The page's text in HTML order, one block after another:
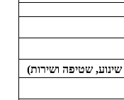
שינוע, שטיפה ושירות)